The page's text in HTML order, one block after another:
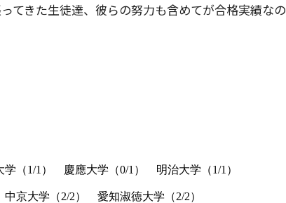
てきた生徒達、彼らの努力も含めてが合格実績なの
（1/1 ） 慶應大学（0/1 ） 明治大学（1/1 ）
京大学（2/2） 愛知淑徳大学（2/2）